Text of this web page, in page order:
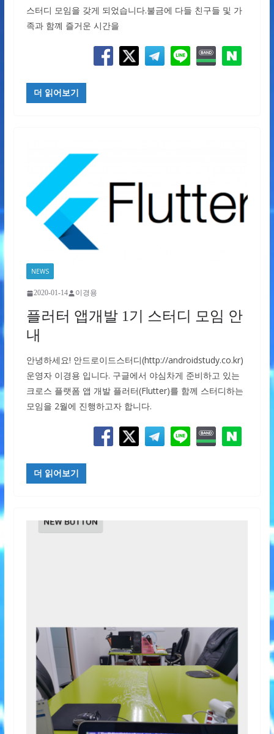
스터디 모임을 갖게 되었습니다.불금에 다들 친구들 및 가
족과 함꼐 즐거운 시간을
더 읽어보기
NEWS
2020-01-14 이경용
플러터 앱개발 1기 스터디 모임 안
내
안녕하세요! 안드로이드스터디(http://androidstudy.co.kr)
운영자 이경용 입니다. 구글에서 야심차게 준비하고 있는
크로스 플랫폼 앱 개발 플러터(Flutter)를 함께 스터디하는
모임을 2월에 진행하고자 합니다.
더 읽어보기